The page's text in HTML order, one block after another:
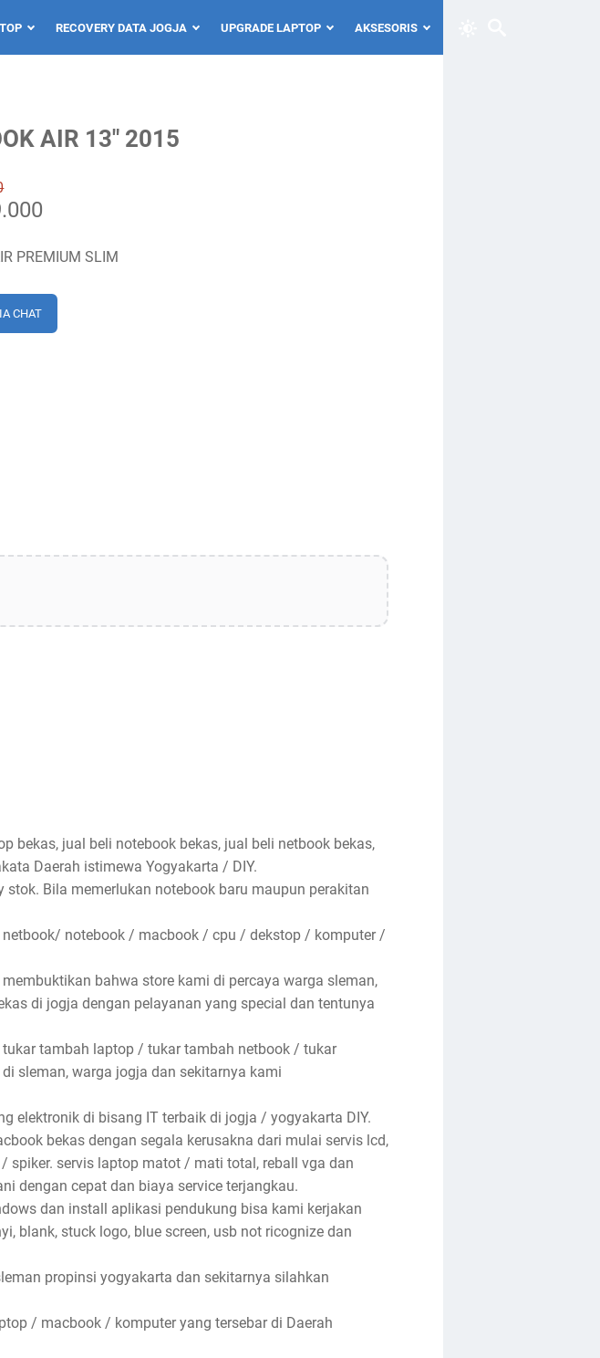
RECOVERY DATA JOGJA UPGRADE LAPTOP AKSESORIS
AIR 13" 2015
PREMIUM SLIM
CHAT
bekas, jual beli notebook bekas, jual beli netbook bekas,
Daerah istimewa Yogyakarta / DIY.
Bila memerlukan notebook baru maupun perakitan
notebook / macbook / cpu / dekstop / komputer /
bahwa store kami di percaya warga sleman,
di jogja dengan pelayanan yang special dan tentunya
tambah laptop / tukar tambah netbook / tukar
sleman, warga jogja dan sekitarnya kami
elektronik di bisang IT terbaik di jogja / yogyakarta DIY.
bekas dengan segala kerusakna dari mulai servis lcd,
spiker. servis laptop matot / mati total, reball vga dan
dengan cepat dan biaya service terjangkau.
dan install aplikasi pendukung bisa kami kerjakan
blank, stuck logo, blue screen, usb not ricognize dan
propinsi yogyakarta dan sekitarnya silahkan
/ macbook / komputer yang tersebar di Daerah